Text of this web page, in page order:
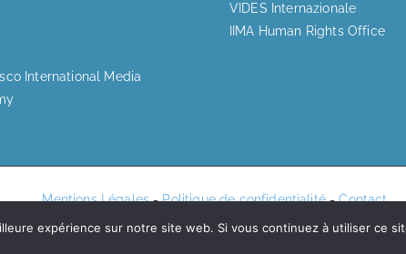
International Media
VIDES Internazionale
IIMA Human Rights Office
Mentions Légales-Politique de confidentialité-Contact
Copyright © 2025
FMA – Le site des Sœurs Salésiennes de Don
expérience sur notre site web. Si vous continuez à utiliser ce